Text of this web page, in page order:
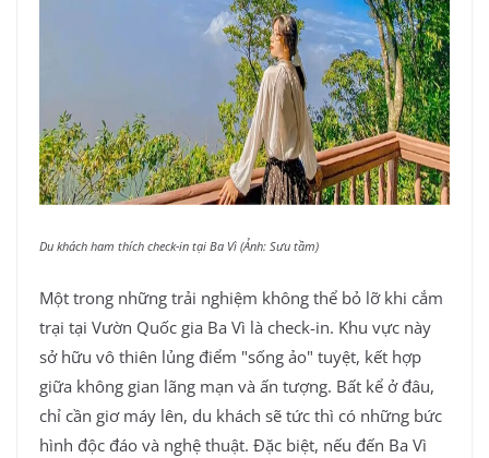
Du khách ham thích check-in tại Ba Vì (Ảnh: Sưu tầm)
Một trong những trải nghiệm không thể bỏ lỡ khi cắm
trại tại Vườn Quốc gia Ba Vì là check-in. Khu vực này
sở hữu vô thiên lủng điểm "sống ảo" tuyệt, kết hợp
giữa không gian lãng mạn và ấn tượng. Bất kể ở đâu,
chỉ cần giơ máy lên, du khách sẽ tức thì có những bức
hình độc đáo và nghệ thuật. Đặc biệt, nếu đến Ba Vì